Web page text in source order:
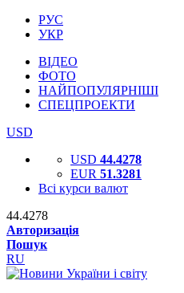
РУС
УКР
ВІДЕО
ФОТО
НАЙПОПУЛЯРНІШІ
СПЕЦПРОЕКТИ
USD
USD 44.4278
EUR 51.3281
Всі курси валют
44.4278
Авторизація
Пошук
RU